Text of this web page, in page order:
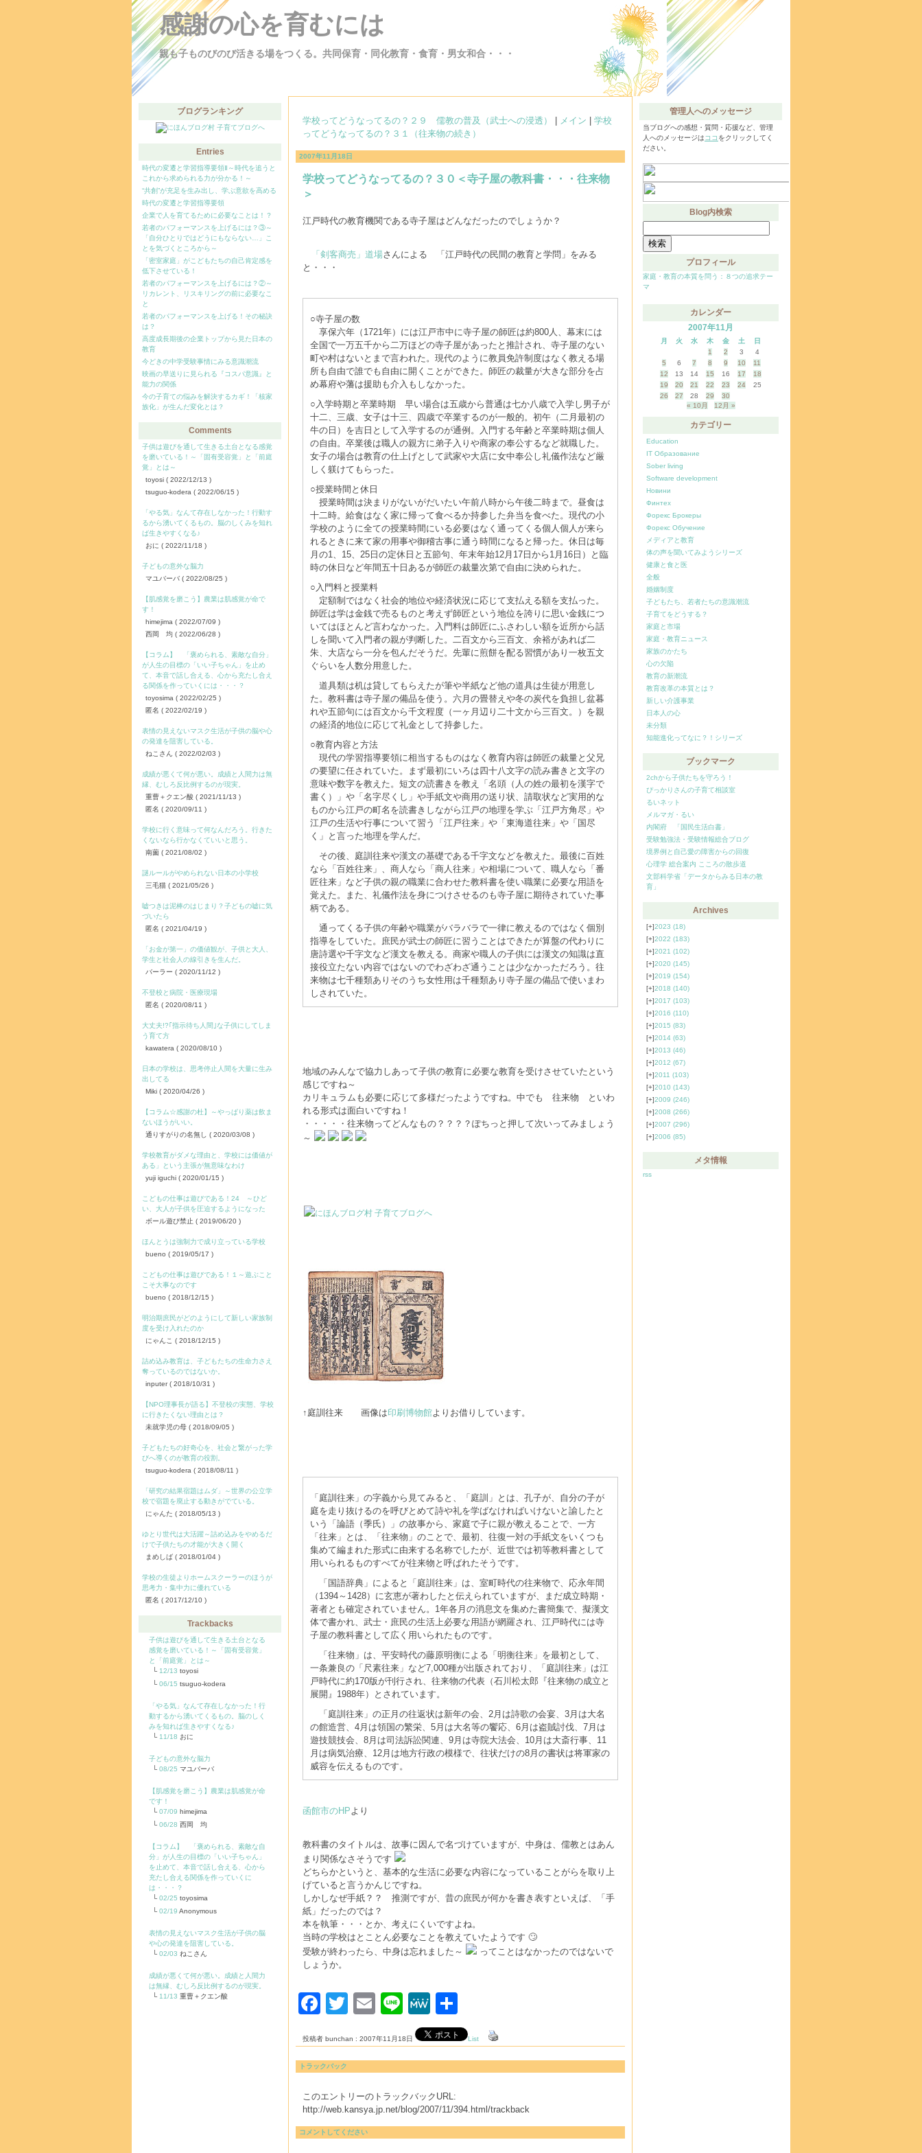
感謝の心を育むには
親も子ものびのび活きる場をつくる。共同保育・同化教育・食育・男女和合・・・
ブログランキング
Entries
時代の変遷と学習指導要領Ⅱ～時代を追うと
これから求められる力が分かる！～
“共創”が充足を生み出し、学ぶ意欲を高める
時代の変遷と学習指導要領
企業で人を育てるために必要なことは！？
若者のパフォーマンスを上げるには？③～
「自分ひとりではどうにもならない…」こ
とを気づくところから～
「密室家庭」がこどもたちの自己肯定感を
低下させている！
若者のパフォーマンスを上げるには？②～
リカレント、リスキリングの前に必要なこ
と
若者のパフォーマンスを上げる！その秘訣
は？
高度成長期後の企業トップから見た日本の
教育
今どきの中学受験事情にみる意識潮流
映画の早送りに見られる『コスパ意識』と
能力の関係
今の子育ての悩みを解決するカギ！「核家
族化」が生んだ変化とは？
Comments
子供は遊びを通して生きる土台となる感覚
を磨いている！～「固有受容覚」と「前庭
覚」とは～
toyosi ( 2022/12/13 )
tsuguo-kodera ( 2022/06/15 )
「やる気」なんて存在しなかった！行動す
るから湧いてくるもの。脳のしくみを知れ
ば生きやすくなる♪
おに ( 2022/11/18 )
子どもの意外な脳力
マユバーバ ( 2022/08/25 )
【肌感覚を磨こう】農業は肌感覚が命で
す！
himejima ( 2022/07/09 )
西岡 均 ( 2022/06/28 )
【コラム】 「褒められる、素敵な自分」
が人生の目標の「いい子ちゃん」を止め
て、本音で話し合える、心から充たし合え
る関係を作っていくには・・・？
toyosima ( 2022/02/25 )
匿名 ( 2022/02/19 )
表情の見えないマスク生活が子供の脳や心
の発達を阻害している。
ねこさん ( 2022/02/03 )
成績が悪くて何が悪い。成績と人間力は無
縁、むしろ反比例するのが現実。
重曹＋クエン酸 ( 2021/11/13 )
匿名 ( 2020/09/11 )
学校に行く意味って何なんだろう。行きた
くないなら行かなくていいと思う。
南薗 ( 2021/08/02 )
謎ルールがやめられない日本の小学校
三毛猫 ( 2021/05/26 )
嘘つきは泥棒のはじまり？子どもの嘘に気
づいたら
匿名 ( 2021/04/19 )
「お金が第一」の価値観が、子供と大人、
学生と社会人の線引きを生んだ。
バーラー ( 2020/11/12 )
不登校と病院・医療現場
匿名 ( 2020/08/11 )
大丈夫!?｢指示待ち人間｣な子供にしてしま
う育て方
kawatera ( 2020/08/10 )
日本の学校は、思考停止人間を大量に生み
出してる
Miki ( 2020/04/26 )
【コラム☆感謝の杜】～やっぱり薬は飲ま
ないほうがいい。
通りすがりの名無し ( 2020/03/08 )
学校教育がダメな理由と、学校には価値が
ある」という主張が無意味なわけ
yuji iguchi ( 2020/01/15 )
こどもの仕事は遊びである！24 ～ひど
い、大人が子供を圧迫するようになった
ボール遊び禁止 ( 2019/06/20 )
ほんとうは強制力で成り立っている学校
bueno ( 2019/05/17 )
こどもの仕事は遊びである！１～遊ぶこと
こそ大事なのです
bueno ( 2018/12/15 )
明治期庶民がどのようにして新しい家族制
度を受け入れたのか
にゃんこ ( 2018/12/15 )
詰め込み教育は、子どもたちの生命力さえ
奪っているのではないか。
inputer( 2018/10/31 )
【NPO理事長が語る】不登校の実態、学校
に行きたくない理由とは？
未就学児の母 ( 2018/09/05 )
子どもたちの好奇心を、社会と繋がった学
びへ導くのが教育の役割。
tsuguo-kodera ( 2018/08/11 )
「研究の結果宿題はムダ」～世界の公立学
校で宿題を廃止する動きがでている。
にゃんた ( 2018/05/13 )
ゆとり世代は大活躍～詰め込みをやめるだ
けで子供たちの才能が大きく開く
まめしば ( 2018/01/04 )
学校の生徒よりホームスクーラーのほうが
思考力・集中力に優れている
匿名 ( 2017/12/10 )
Trackbacks
子供は遊びを通して生きる土台となる
感覚を磨いている！～「固有受容覚」
と「前庭覚」とは～
12/13 toyosi
06/15 tsuguo-kodera
「やる気」なんて存在しなかった！行
動するから湧いてくるもの。脳のしく
みを知れば生きやすくなる♪
11/18 おに
子どもの意外な脳力
08/25 マユバーバ
【肌感覚を磨こう】農業は肌感覚が命
です！
07/09 himejima
06/28 西岡 均
【コラム】 「褒められる、素敵な自
分」が人生の目標の「いい子ちゃん」
を止めて、本音で話し合える、心から
充たし合える関係を作っていくに
は・・・？
02/25 toyosima
02/19 Anonymous
表情の見えないマスク生活が子供の脳
や心の発達を阻害している。
02/03 ねこさん
成績が悪くて何が悪い。成績と人間力
は無縁、むしろ反比例するのが現実。
11/13 重曹＋クエン酸
学校ってどうなってるの？２９ 儒教の普及（武士への浸透） メイン
学校
ってどうなってるの？３１（往来物の続き）
2007年11月18日
学校ってどうなってるの？３０＜寺子屋の教科書・・・往来物
＞
江戸時代の教育機関である寺子屋はどんなだったのでしょうか？
「剣客商売」道場さんによる 「江戸時代の民間の教育と学問」をみる
と・・・
○寺子屋の数
享保六年（1721年）には江戸市中に寺子屋の師匠は約800人、幕末には
全国で一万五千から二万ほどの寺子屋があったと推計され、寺子屋のない
町や村はないとまで言われた。現代のように教員免許制度はなく教える場
所も自由で誰でも自由に開くことができた。師匠の裁量が大きな部分を占
め幕府や藩は援助も介入もしなかった。
○入学時期と卒業時期 早い場合は五歳から普通は七か八歳で入学し男子が
十二、三歳、女子は十三、四歳で卒業するのが一般的。初午（二月最初の
牛の日）を吉日として入学するのが通例。入門する年齢と卒業時期は個人
の自由。卒業後は職人の親方に弟子入りや商家の奉公するなど就職した。
女子の場合は教育の仕上げとして武家や大店に女中奉公し礼儀作法など厳
しく躾けてもらった。
○授業時間と休日
授業時間は決まりがないがだいたい午前八時から午後二時まで。昼食は
十二時。給食はなく家に帰って食べるか持参した弁当を食べた。現代の小
学校のように全ての授業時間にいる必要はなく通ってくる個人個人が来ら
れるときに来て家の用事や御稽古事に通う時間になると帰った。休日は毎
月の1、15、25日の定休日と五節句、年末年始12月17日から1月16日）と臨
時の休日など年間五十日あるが師匠の裁量次第で自由に決められた。
○入門料と授業料
定額制ではなく社会的地位や経済状況に応じて支払える額を支払った。
師匠は学は金銭で売るものと考えず師匠という地位を誇りに思い金銭につ
いてはほとんど言わなかった。入門料は師匠にふさわしい額を近所から話
しを聞いて入門者の親が判断した。二百文から三百文、余裕があれば二
朱、大店なら一分を包んだそうだ。先輩に煎餅を配る習慣があり一枚五文
ぐらいを人数分用意した。
道具類は机は貸してもらえたが筆や半紙など他の道具は生徒が用意し
た。教科書は寺子屋の備品を使う。六月の畳替えや冬の炭代を負担し盆暮
れや五節句には百文から千文程度（一ヶ月辺り二十文から三百文。）を親
の経済的地位に応じて礼金として持参した。
○教育内容と方法
現代の学習指導要領に相当するものはなく教育内容は師匠の裁量と父兄
の要望に任されていた。まず最初にいろは四十八文字の読み書きと文字の
意味や数字を教えた。短文の読書きを教え「名頭（人の姓の最初を漢字で
書く）」や「名字尽くし」や手紙文や商用の送り状、請取状など実用的な
ものから江戸の町名を読書きしながら江戸の地理を学ぶ「江戸方角尽」や
江戸の生活や行事について習う「江戸往来」や「東海道往来」や「国尽
く」と言った地理を学んだ。
その後、庭訓往来や漢文の基礎である千字文などを教えた。最後に百姓
なら「百姓往来」、商人なら「商人往来」や相場について、職人なら「番
匠往来」など子供の親の職業に合わせた教科書を使い職業に必要な用語を
覚えた。また、礼儀作法を身につけさせるのも寺子屋に期待されていた事
柄である。
通ってくる子供の年齢や職業がバラバラで一律に教えるのではなく個別
指導をしていた。庶民が武士の師匠に習うことはできたが算盤の代わりに
唐詩選や千字文など漢文を教える。商家や職人の子供には漢文の知識は直
接役立たない内容ではないのでわざわざ通うことは少なかっただろう。往
来物は七千種類ありそのうち女性用は千種類あり寺子屋の備品で使いまわ
しされていた。
地域のみんなで協力しあって子供の教育に必要な教育を受けさせていたという
感じですね～
カリキュラムも必要に応じて多様だったようですね。中でも 往来物 といわ
れる形式は面白いですね！
・・・・・往来物ってどんなもの？？？？ぽちっと押して次いってみましょう
～
↑庭訓往来 画像は印刷博物館よりお借りしています。
「庭訓往来」の字義から見てみると、「庭訓」とは、孔子が、自分の子が
庭を走り抜けるのを呼びとめて詩や礼を学ばなければいけないと諭したと
いう「論語（季氏）」の故事から、家庭で子に親が教えることで、一方
「往来」とは、「往来物」のことで、最初、往復一対の手紙文をいくつも
集めて編まれた形式に由来する名称でしたが、近世では初等教科書として
用いられるものすべてが往来物と呼ばれたそうです。
「国語辞典」によると「庭訓往来」は、室町時代の往来物で、応永年間
（1394～1428）に玄恵が著わしたと伝えられていますが、まだ成立時期・
著者とも確定されていません。1年各月の消息文を集めた書簡集で、擬漢文
体で書かれ、武士・庶民の生活上必要な用語が網羅され、江戸時代には寺
子屋の教科書として広く用いられたものです。
「往来物」は、平安時代の藤原明衡による「明衡往来」を最初として、
一条兼良の「尺素往来」など7,000種が出版されており、「庭訓往来」は江
戸時代に約170版が刊行され、往来物の代表（石川松太郎『往来物の成立と
展開』1988年）とされています。
「庭訓往来」の正月の往返状は新年の会、2月は詩歌の会宴、3月は大名
の館造営、4月は領国の繁栄、5月は大名等の饗応、6月は盗賊討伐、7月は
遊技競技会、8月は司法訴訟関連、9月は寺院大法会、10月は大斎行事、11
月は病気治療、12月は地方行政の模様で、往状だけの8月の書状は将軍家の
威容を伝えるものです。
函館市のHPより
教科書のタイトルは、故事に因んで名づけていますが、中身は、儒教とはあん
まり関係なさそうです
どちらかというと、基本的な生活に必要な内容になっていることがらを取り上
げていると言うかんじですね。
しかしなぜ手紙？？ 推測ですが、昔の庶民が何かを書き表すといえば、「手
紙」だったのでは？
本を執筆・・・とか、考えにくいですよね。
当時の学校はとことん必要なことを教えていたようです 🙄
受験が終わったら、中身は忘れました～
ってことはなかったのではないで
しょうか。
Facebook
Twitter
EmailLineMeWe
有
投稿者 bunchan : 2007年11月18日 List
トラックバック
このエントリーのトラックバックURL:
http://web.kansya.jp.net/blog/2007/11/394.html/trackback
コメントしてください
管理人へのメッセージ
当ブログへの感想・質問・応援など、管理
人へのメッセージはココ をクリックしてく
ださい。
Blog内検索
索:
プロフィール
家庭・教育の本質を問う：８つの追求テー
マ
カレンダー
2007年11月
月 火 水 木 金 土
日
1
2 3
4
5
6 7 8 9 10
11
12
13 14 15 16 17
18
19
20 21 22 23 24
25
26
27 28 29
30
« 10月
12月 »
カテゴリー
Education
IT Образование
Sober living
Software development
Новини
Финтех
Форекс Брокеры
Форекс Обучение
メディアと教育
体の声を聞いてみようシリーズ
健康と食と医
全般
婚姻制度
子どもたち、若者たちの意識潮流
子育てをどうする？
家庭と市場
家庭・教育ニュース
家族のかたち
心の欠陥
教育の新潮流
教育改革の本質とは？
新しい介護事業
日本人の心
未分類
知能進化ってなに？！シリーズ
ブックマーク
2chから子供たちを守ろう！
ぴっかりさんの子育て相談室
るいネット
メルマガ・るい
内閣府 「国民生活白書」
受験勉強法・受験情報総合ブログ
境界例と自己愛の障害からの回復
心理学 総合案内 こころの散歩道
文部科学省「データからみる日本の教
育」
Archives
[+]2023 (18)
[+]2022 (183)
[+]2021 (102)
[+]2020 (145)
[+]2019 (154)
[+]2018 (140)
[+]2017 (103)
[+]2016 (110)
[+]2015 (83)
[+]2014 (63)
[+]2013 (46)
[+]2012 (67)
[+]2011 (103)
[+]2010 (143)
[+]2009 (246)
[+]2008 (266)
[+]2007 (296)
[+]2006 (85)
メタ情報
rss